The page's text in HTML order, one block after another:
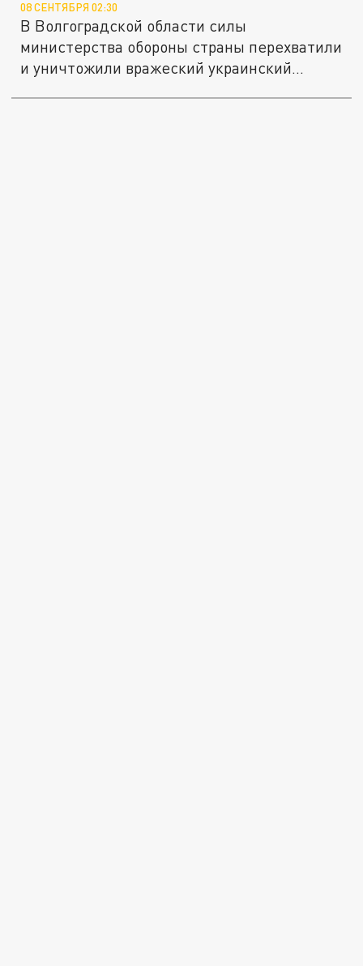
08 СЕНТЯБРЯ 02:30
В Волгоградской области силы
министерства обороны страны перехватили
и уничтожили вражеский украинский...